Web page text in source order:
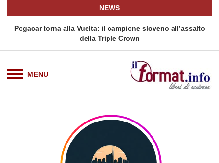
NEWS
Pogacar torna alla Vuelta: il campione sloveno all’assalto
della Triple Crown